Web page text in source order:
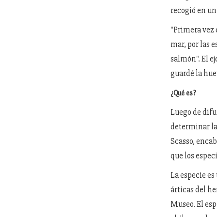
recogió en
"Primera vez
mar, por las
salmón". El
guardé la
¿Qué es?
Luego de
determinar
Scasso,
que los
La especie
árticas del
Museo. El